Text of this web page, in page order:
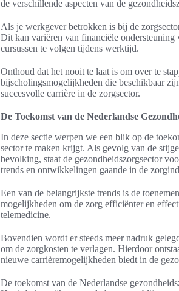
de verschillende aspecten van de
Als je werkgever betrokken is bij de
Dit kan variëren van financiële
cursussen te volgen tijdens werktijd.
Onthoud dat het nooit te laat is om over te
bijscholingsmogelijkheden die beschikbaar
succesvolle carrière in de zorgsector.
De Toekomst van de Nederlandse
In deze sectie werpen we een blik op de
sector te maken krijgt. Als gevolg van de
bevolking, staat de gezondheidszorgsector
trends en ontwikkelingen gaande in de
Een van de belangrijkste trends is de
mogelijkheden om de zorg efficiënter en
telemedicine.
Bovendien wordt er steeds meer nadruk
om de zorgkosten te verlagen. Hierdoor
nieuwe carrièremogelijkheden biedt in de
De toekomst van de Nederlandse